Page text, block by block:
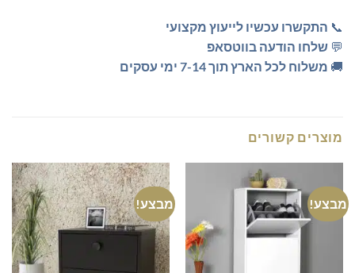
📞 התקשרו עכשיו לייעוץ מקצועי
💬 שלחו הודעה בווטסאפ
🚚 משלוח לכל הארץ תוך 7-14 ימי עסקים
מוצרים קשורים
מבצע! מבצע!